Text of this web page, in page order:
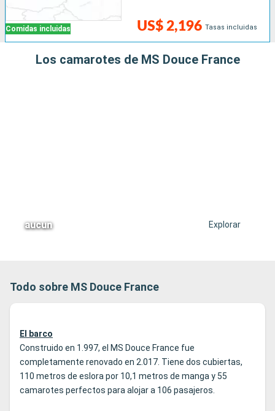
Comidas incluidas US$ 2,196 Tasas incluidas
Los camarotes de MS Douce France
aucun Explorar
Todo sobre MS Douce France
El barco
Construido en 1.997, el MS Douce France fue
completamente renovado en 2.017. Tiene dos cubiertas,
110 metros de eslora por 10,1 metros de manga y 55
camarotes perfectos para alojar a 106 pasajeros.